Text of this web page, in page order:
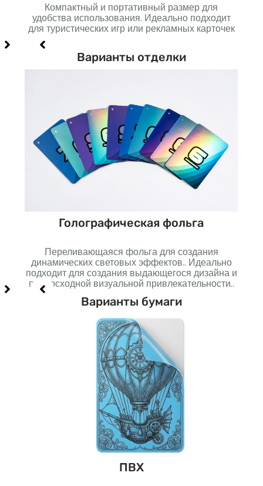
Компактный и портативный размер для
удобства использования. Идеально подходит
для туристических игр или рекламных карточек
Варианты отделки
Голографическая фольга
Переливающаяся фольга для создания
динамических световых эффектов.. Идеально
подходит для создания выдающегося дизайна и
превосходной визуальной привлекательности..
Варианты бумаги
ПВХ